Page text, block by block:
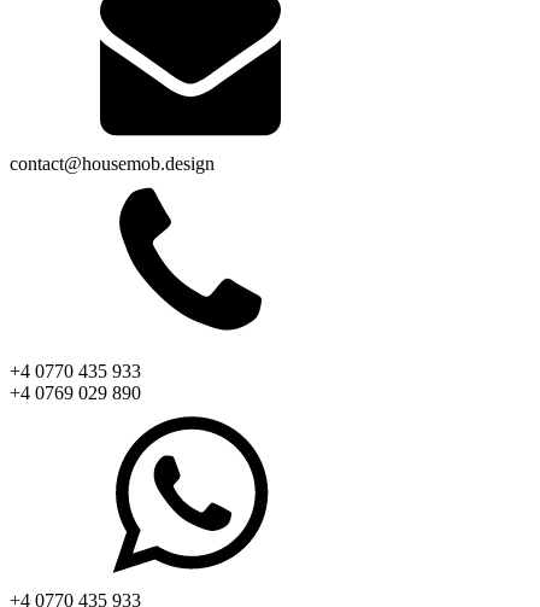
contact@housemob.design
+4 0770 435 933
+4 0769 029 890
+4 0770 435 933